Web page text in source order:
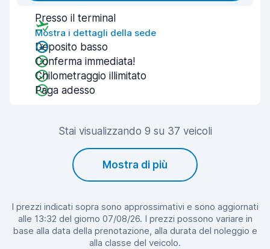
Presso il terminal
Mostra i dettagli della sede
Deposito basso
Conferma immediata!
Chilometraggio illimitato
Paga adesso
Stai visualizzando 9 su 37 veicoli
Mostra di più
I prezzi indicati sopra sono approssimativi e sono aggiornati
alle 13:32 del giorno 07/08/26. I prezzi possono variare in
base alla data della prenotazione, alla durata del noleggio e
alla classe del veicolo.